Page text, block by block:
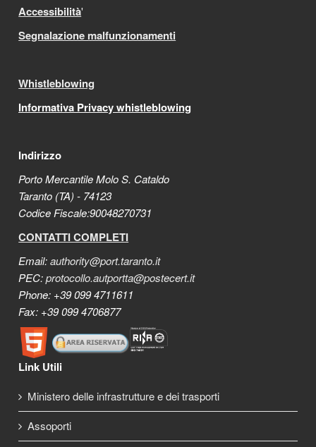
Accessibilità'
Segnalazione malfunzionamenti
Whistleblowing
Informativa Privacy whistleblowing
Indirizzo
Porto Mercantile Molo S. Cataldo
Taranto (TA) - 74123
Codice Fiscale:90048270731
CONTATTI COMPLETI
Email:authority@port.taranto.it
PEC:protocollo.autportta@postecert.it
Phone: +39 099 4711611
Fax: +39 099 4706877
Link Utili
Ministero delle infrastrutture e dei trasporti
Assoporti